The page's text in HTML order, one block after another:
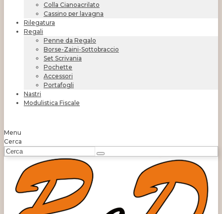
Colla Cianoacrilato
Cassino per lavagna
Rilegatura
Regali
Penne da Regalo
Borse-Zaini-Sottobraccio
Set Scrivania
Pochette
Accessori
Portafogli
Nastri
Modulistica Fiscale
Menu
Cerca